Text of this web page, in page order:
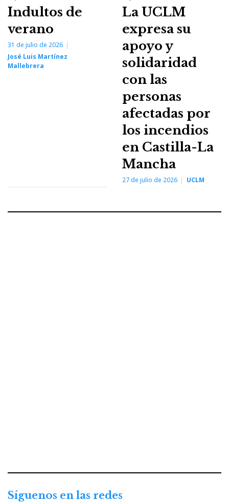
Indultos de
verano
31 de julio de 2026
José Luis Martínez
Mallebrera
La UCLM
expresa su
apoyo y
solidaridad
con las
personas
afectadas por
los incendios
en Castilla-La
Mancha
27 de julio de 2026 UCLM
Síguenos en las redes